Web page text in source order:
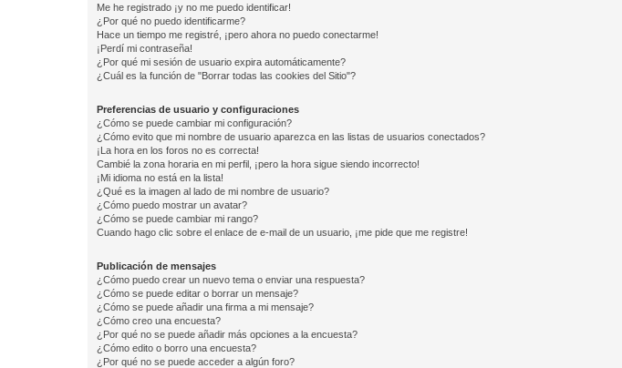
Me he registrado ¡y no me puedo identificar!
¿Por qué no puedo identificarme?
Hace un tiempo me registré, ¡pero ahora no puedo conectarme!
¡Perdí mi contraseña!
¿Por qué mi sesión de usuario expira automáticamente?
¿Cuál es la función de "Borrar todas las cookies del Sitio"?
Preferencias de usuario y configuraciones
¿Cómo se puede cambiar mi configuración?
¿Cómo evito que mi nombre de usuario aparezca en las listas de usuarios conectados?
¡La hora en los foros no es correcta!
Cambié la zona horaria en mi perfil, ¡pero la hora sigue siendo incorrecto!
¡Mi idioma no está en la lista!
¿Qué es la imagen al lado de mi nombre de usuario?
¿Cómo puedo mostrar un avatar?
¿Cómo se puede cambiar mi rango?
Cuando hago clic sobre el enlace de e-mail de un usuario, ¡me pide que me registre!
Publicación de mensajes
¿Cómo puedo crear un nuevo tema o enviar una respuesta?
¿Cómo se puede editar o borrar un mensaje?
¿Cómo se puede añadir una firma a mi mensaje?
¿Cómo creo una encuesta?
¿Por qué no se puede añadir más opciones a la encuesta?
¿Cómo edito o borro una encuesta?
¿Por qué no se puede acceder a algún foro?